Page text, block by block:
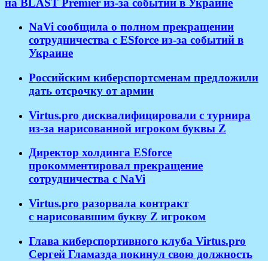
NaVi сообщила о полном прекращении
сотрудничества с ESforce из-за событий в
Украине
Российским киберспортсменам предложили
дать отсрочку от армии
Virtus.pro дисквалифицировали с турнира
из-за нарисованной игроком буквы Z
Директор холдинга ESforce
прокомментировал прекращение
сотрудничества с NaVi
​Virtus.pro разорвала контракт
с нарисовавшим букву Z игроком
Глава киберспортивного клуба Virtus.pro
Сергей Гламазда покинул свою должность